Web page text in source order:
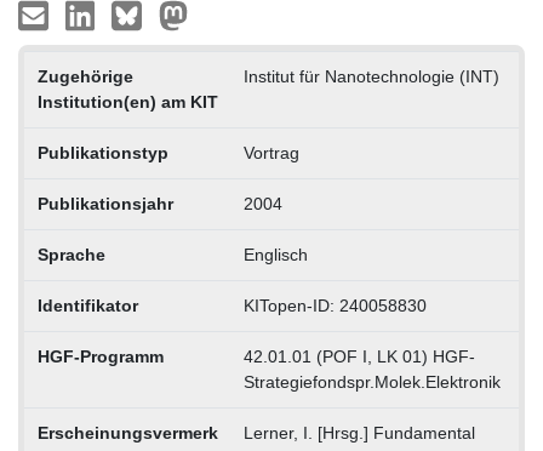
Zugehörige
Institution(en) am KIT
Institut für Nanotechnologie (INT)
Publikationstyp Vortrag
Publikationsjahr 2004
Sprache Englisch
Identifikator KITopen-ID: 240058830
HGF-Programm
42.01.01 (POF I, LK 01) HGF-
Strategiefondspr.Molek.Elektronik
Erscheinungsvermerk
Lerner, I. [Hrsg.] Fundamental